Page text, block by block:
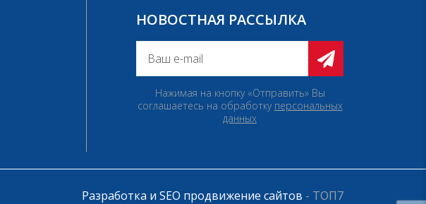
НОВОСТНАЯ РАССЫЛКА
Нажимая на кнопку «Отправить» Вы
соглашаетесь на обработку персональных
данных
Разработка и SEO продвижение сайтов - ТОП7